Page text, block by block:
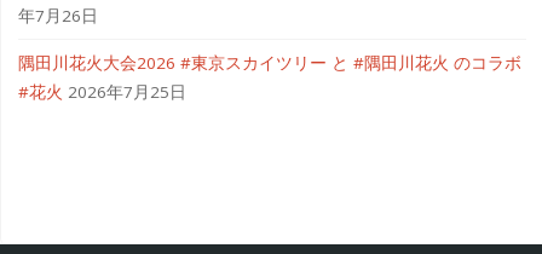
年7月26日
隅田川花火大会2026 #東京スカイツリー と #隅田川花火 のコラボ
#花火 2026年7月25日